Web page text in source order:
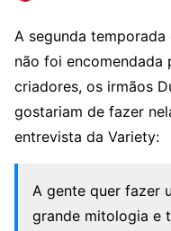
A segunda temporada
não foi encomendada
criadores, os irmãos
gostariam de fazer
entrevista da Variety:
A gente quer fazer
grande mitologia e